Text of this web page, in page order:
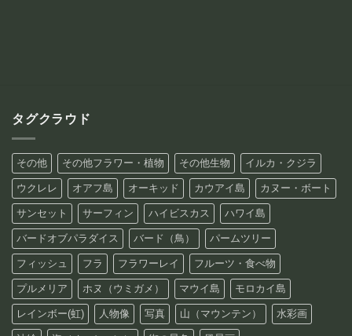
タグクラウド
その他 その他フラワー・植物 その他生物 イルカ・クジラ
ウクレレ オアフ島 オーキッド カウアイ島 カヌー・ボート
サンセット サーフィン ハイビスカス ハワイ島
バードオブパラダイス バード（鳥） パームツリー
フィッシュ フラ フラワーレイ フルーツ・食べ物
プルメリア ホヌ（ウミガメ） マウイ島 モロカイ島
レインボー(虹) 人物像 写真 山（マウンテン） 水彩画